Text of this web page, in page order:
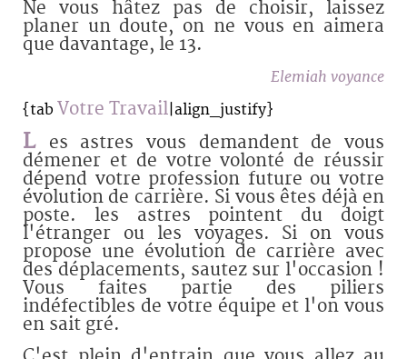
Ne vous hâtez pas de choisir, laissez
planer un doute, on ne vous en aimera
que davantage, le 13.
Elemiah voyance
{tab Votre Travail |align_justify}
L
es astres vous demandent de vous
démener et de votre volonté de réussir
dépend votre profession future ou votre
évolution de carrière. Si vous êtes déjà en
poste. les astres pointent du doigt
l'étranger ou les voyages. Si on vous
propose une évolution de carrière avec
des déplacements, sautez sur l'occasion !
Vous faites partie des piliers
indéfectibles de votre équipe et l'on vous
en sait gré.